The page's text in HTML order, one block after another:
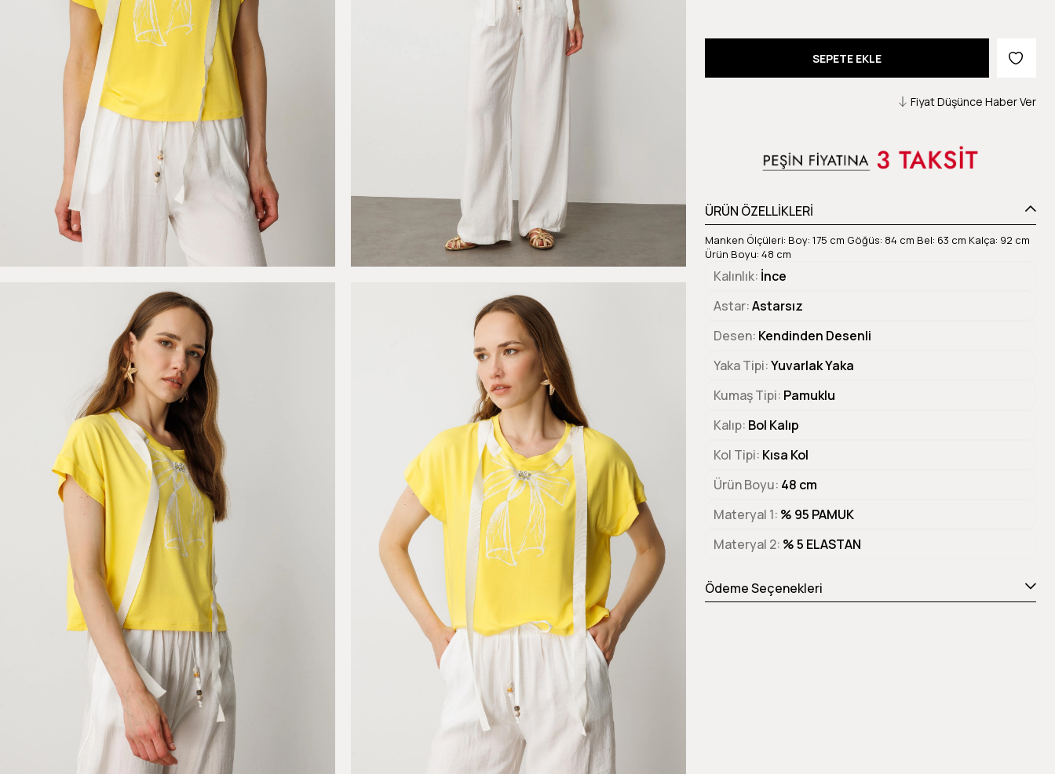
Fiyat Düşünce Haber Ver
ÜRÜN ÖZELLİKLERİ
Manken Ölçüleri: Boy: 175 cm Göğüs: 84 cm Bel: 63 cm Kalça: 92 cm
Ürün Boyu: 48 cm
Kalınlık İnce
Astar Astarsız
Desen Kendinden Desenli
Yaka Tipi Yuvarlak Yaka
Kumaş Tipi Pamuklu
Kalıp Bol Kalıp
Kol Tipi Kısa Kol
Ürün Boyu 48 cm
Materyal 1 % 95 PAMUK
Materyal 2 % 5 ELASTAN
Ödeme Seçenekleri